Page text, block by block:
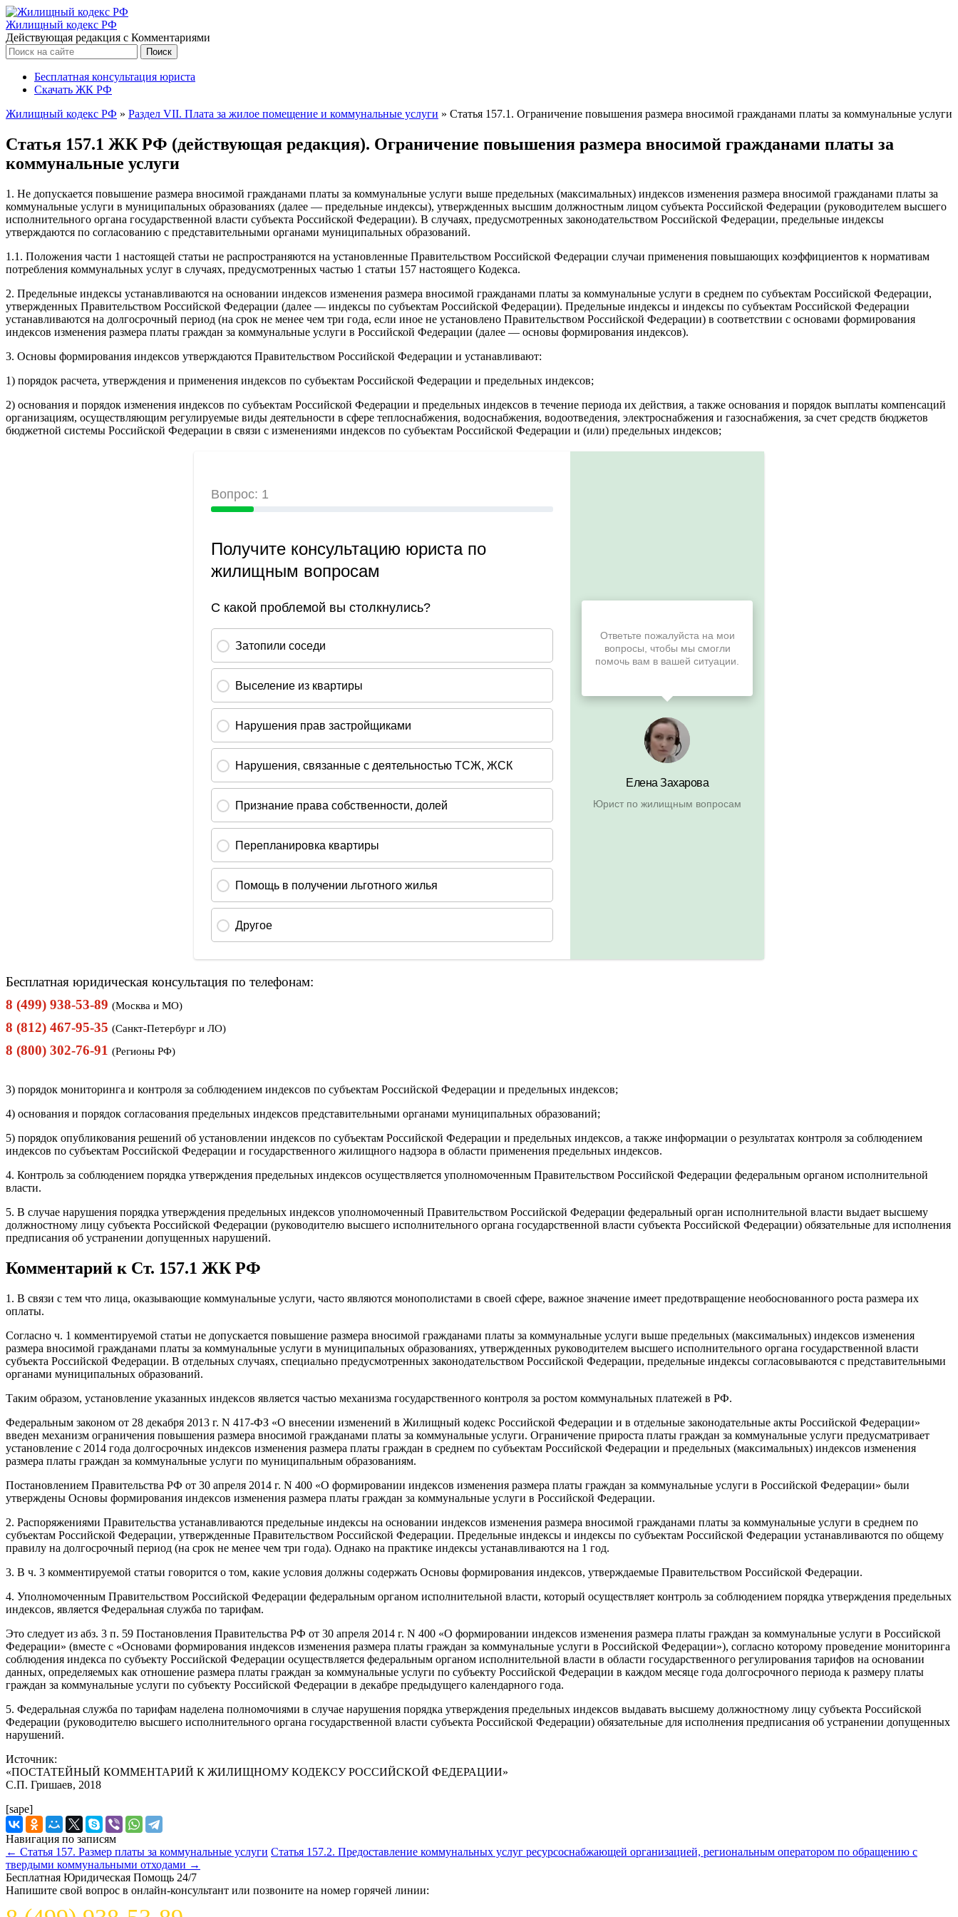
Жилищный кодекс РФ
Действующая редакция с Комментариями
Бесплатная консультация юриста
Скачать ЖК РФ
Жилищный кодекс РФ » Раздел VII. Плата за жилое помещение и коммунальные услуги » Статья 157.1. Ограничение повышения размера вносимой гражданами платы за коммунальные услуги
Статья 157.1 ЖК РФ (действующая редакция). Ограничение повышения размера вносимой гражданами платы за
коммунальные услуги
1. Не допускается повышение размера вносимой гражданами платы за коммунальные услуги выше предельных (максимальных) индексов изменения размера вносимой гражданами платы за
коммунальные услуги в муниципальных образованиях (далее — предельные индексы), утвержденных высшим должностным лицом субъекта Российской Федерации (руководителем высшего
исполнительного органа государственной власти субъекта Российской Федерации). В случаях, предусмотренных законодательством Российской Федерации, предельные индексы
утверждаются по согласованию с представительными органами муниципальных образований.
1.1. Положения части 1 настоящей статьи не распространяются на установленные Правительством Российской Федерации случаи применения повышающих коэффициентов к нормативам
потребления коммунальных услуг в случаях, предусмотренных частью 1 статьи 157 настоящего Кодекса.
2. Предельные индексы устанавливаются на основании индексов изменения размера вносимой гражданами платы за коммунальные услуги в среднем по субъектам Российской Федерации,
утвержденных Правительством Российской Федерации (далее — индексы по субъектам Российской Федерации). Предельные индексы и индексы по субъектам Российской Федерации
устанавливаются на долгосрочный период (на срок не менее чем три года, если иное не установлено Правительством Российской Федерации) в соответствии с основами формирования
индексов изменения размера платы граждан за коммунальные услуги в Российской Федерации (далее — основы формирования индексов).
3. Основы формирования индексов утверждаются Правительством Российской Федерации и устанавливают:
1) порядок расчета, утверждения и применения индексов по субъектам Российской Федерации и предельных индексов;
2) основания и порядок изменения индексов по субъектам Российской Федерации и предельных индексов в течение периода их действия, а также основания и порядок выплаты компенсаций
организациям, осуществляющим регулируемые виды деятельности в сфере теплоснабжения, водоснабжения, водоотведения, электроснабжения и газоснабжения, за счет средств бюджетов
бюджетной системы Российской Федерации в связи с изменениями индексов по субъектам Российской Федерации и (или) предельных индексов;
Бесплатная юридическая консультация по телефонам:
8 (499) 938-53-89 (Москва и МО)
8 (812) 467-95-35 (Санкт-Петербург и ЛО)
8 (800) 302-76-91 (Регионы РФ)
3) порядок мониторинга и контроля за соблюдением индексов по субъектам Российской Федерации и предельных индексов;
4) основания и порядок согласования предельных индексов представительными органами муниципальных образований;
5) порядок опубликования решений об установлении индексов по субъектам Российской Федерации и предельных индексов, а также информации о результатах контроля за соблюдением
индексов по субъектам Российской Федерации и государственного жилищного надзора в области применения предельных индексов.
4. Контроль за соблюдением порядка утверждения предельных индексов осуществляется уполномоченным Правительством Российской Федерации федеральным органом исполнительной
власти.
5. В случае нарушения порядка утверждения предельных индексов уполномоченный Правительством Российской Федерации федеральный орган исполнительной власти выдает высшему
должностному лицу субъекта Российской Федерации (руководителю высшего исполнительного органа государственной власти субъекта Российской Федерации) обязательные для исполнения
предписания об устранении допущенных нарушений.
Комментарий к Ст. 157.1 ЖК РФ
1. В связи с тем что лица, оказывающие коммунальные услуги, часто являются монополистами в своей сфере, важное значение имеет предотвращение необоснованного роста размера их
оплаты.
Согласно ч. 1 комментируемой статьи не допускается повышение размера вносимой гражданами платы за коммунальные услуги выше предельных (максимальных) индексов изменения
размера вносимой гражданами платы за коммунальные услуги в муниципальных образованиях, утвержденных руководителем высшего исполнительного органа государственной власти
субъекта Российской Федерации. В отдельных случаях, специально предусмотренных законодательством Российской Федерации, предельные индексы согласовываются с представительными
органами муниципальных образований.
Таким образом, установление указанных индексов является частью механизма государственного контроля за ростом коммунальных платежей в РФ.
Федеральным законом от 28 декабря 2013 г. N 417-ФЗ «О внесении изменений в Жилищный кодекс Российской Федерации и в отдельные законодательные акты Российской Федерации»
введен механизм ограничения повышения размера вносимой гражданами платы за коммунальные услуги. Ограничение прироста платы граждан за коммунальные услуги предусматривает
установление с 2014 года долгосрочных индексов изменения размера платы граждан в среднем по субъектам Российской Федерации и предельных (максимальных) индексов изменения
размера платы граждан за коммунальные услуги по муниципальным образованиям.
Постановлением Правительства РФ от 30 апреля 2014 г. N 400 «О формировании индексов изменения размера платы граждан за коммунальные услуги в Российской Федерации» были
утверждены Основы формирования индексов изменения размера платы граждан за коммунальные услуги в Российской Федерации.
2. Распоряжениями Правительства устанавливаются предельные индексы на основании индексов изменения размера вносимой гражданами платы за коммунальные услуги в среднем по
субъектам Российской Федерации, утвержденные Правительством Российской Федерации. Предельные индексы и индексы по субъектам Российской Федерации устанавливаются по общему
правилу на долгосрочный период (на срок не менее чем три года). Однако на практике индексы устанавливаются на 1 год.
3. В ч. 3 комментируемой статьи говорится о том, какие условия должны содержать Основы формирования индексов, утверждаемые Правительством Российской Федерации.
4. Уполномоченным Правительством Российской Федерации федеральным органом исполнительной власти, который осуществляет контроль за соблюдением порядка утверждения предельных
индексов, является Федеральная служба по тарифам.
Это следует из абз. 3 п. 59 Постановления Правительства РФ от 30 апреля 2014 г. N 400 «О формировании индексов изменения размера платы граждан за коммунальные услуги в Российской
Федерации» (вместе с «Основами формирования индексов изменения размера платы граждан за коммунальные услуги в Российской Федерации»), согласно которому проведение мониторинга
соблюдения индекса по субъекту Российской Федерации осуществляется федеральным органом исполнительной власти в области государственного регулирования тарифов на основании
данных, определяемых как отношение размера платы граждан за коммунальные услуги по субъекту Российской Федерации в каждом месяце года долгосрочного периода к размеру платы
граждан за коммунальные услуги по субъекту Российской Федерации в декабре предыдущего календарного года.
5. Федеральная служба по тарифам наделена полномочиями в случае нарушения порядка утверждения предельных индексов выдавать высшему должностному лицу субъекта Российской
Федерации (руководителю высшего исполнительного органа государственной власти субъекта Российской Федерации) обязательные для исполнения предписания об устранении допущенных
нарушений.
Источник:
«ПОСТАТЕЙНЫЙ КОММЕНТАРИЙ К ЖИЛИЩНОМУ КОДЕКСУ РОССИЙСКОЙ ФЕДЕРАЦИИ»
С.П. Гришаев, 2018
[sape]
Навигация по записям
← Статья 157. Размер платы за коммунальные услуги Статья 157.2. Предоставление коммунальных услуг ресурсоснабжающей организацией, региональным оператором по обращению с
твердыми коммунальными отходами →
Бесплатная Юридическая Помощь 24/7
Напишите свой вопрос в онлайн-консультант или позвоните на номер горячей линии: